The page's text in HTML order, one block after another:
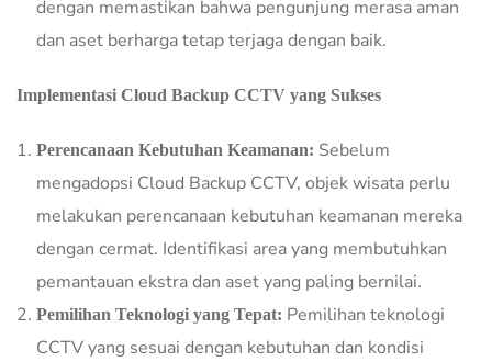
dengan memastikan bahwa pengunjung merasa aman
dan aset berharga tetap terjaga dengan baik.
Implementasi Cloud Backup CCTV yang Sukses
Perencanaan Kebutuhan Keamanan: Sebelum
mengadopsi Cloud Backup CCTV, objek wisata perlu
melakukan perencanaan kebutuhan keamanan mereka
dengan cermat. Identifikasi area yang membutuhkan
pemantauan ekstra dan aset yang paling bernilai.
Pemilihan Teknologi yang Tepat: Pemilihan teknologi
CCTV yang sesuai dengan kebutuhan dan kondisi